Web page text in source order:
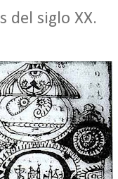
del siglo XX.